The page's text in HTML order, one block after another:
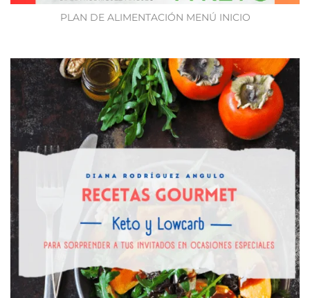
PLAN DE ALIMENTACIÓN MENÚ INICIO